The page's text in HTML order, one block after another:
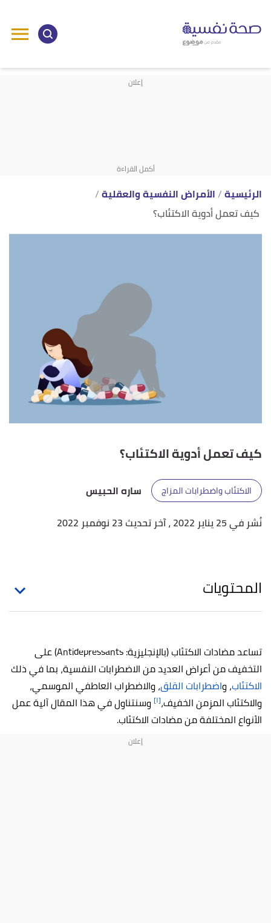
الرئيسية الأمراض النفسية والعقلية
كيف تعمل أدوية الاكتئاب؟
كيف تعمل أدوية الاكتئاب؟
الاكتئاب واضطرابات المزاج
ساره الحبيس
نُشر في 25 يناير 2022
، آخر تحديث 23 نوفمبر 2022
المحتويات
تساعد مضادات الاكتئاب (بالإنجليزية: Antidepressants) على
التخفيف من أعراض العديد من الاضطرابات النفسية، بما في ذلك
الاكتئاب، واضطرابات القلق، والاضطراب العاطفي الموسمي،
والاكتئاب المزمن الخفيف،[١] وسنتناول في هذا المقال آلية عمل
الأنواع المختلفة من مضادات الاكتئاب.